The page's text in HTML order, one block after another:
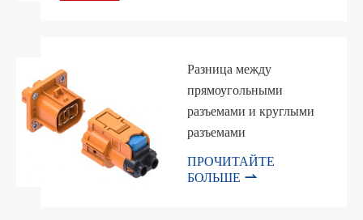
Разница между
прямоугольными
разъемами и круглыми
разъемами
ПРОЧИТАЙТЕ
БОЛЬШЕ 